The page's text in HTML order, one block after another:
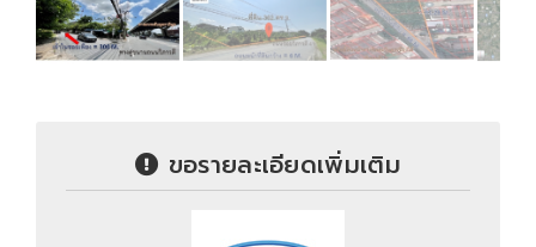
ขอรายละเอียดเพิ่มเติม